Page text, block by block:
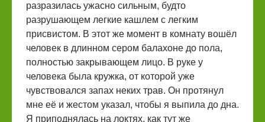
разразилась ужасно сильным, будто
разрушающем легкие кашлем с легким
присвистом. В этот же момент в комнату вошёл
человек в длинном сером балахоне до пола,
полностью закрывающем лицо. В руке у
человека была кружка, от которой уже
чувствовался запах неких трав. Он протянул
мне её и жестом указал, чтобы я выпила до дна.
Я приподнялась на локтях, как тут же